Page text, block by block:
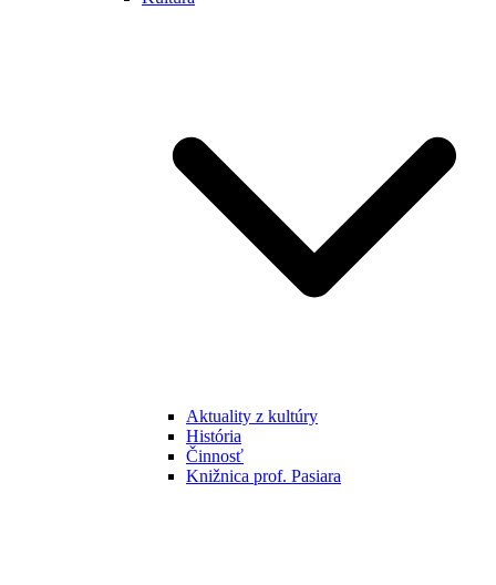
Aktuality z kultúry
História
Činnosť
Knižnica prof. Pasiara